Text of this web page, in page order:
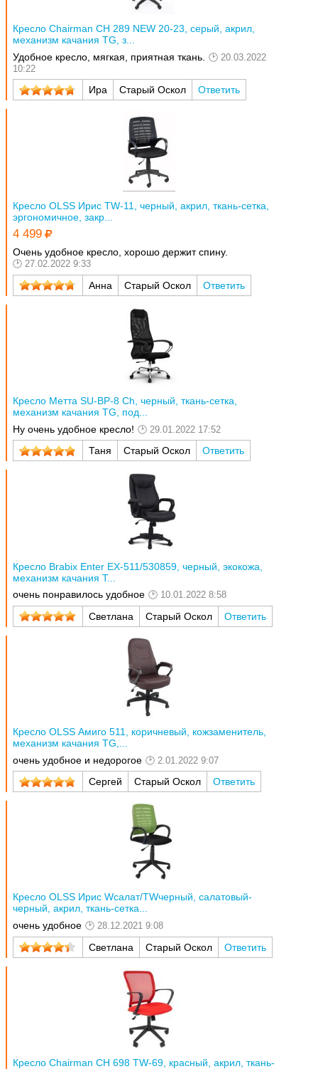
Кресло Chairman CH 289 NEW 20-23, серый, акрил,
механизм качания TG, з...
Удобное кресло, мягкая, приятная ткань.
20.03.2022
10:22
Ира Старый Оскол Ответить
Кресло OLSS Ирис TW-11, черный, акрил, ткань-сетка,
эргономичное, закр...
4 499
Очень удобное кресло, хорошо держит спину.
27.02.2022 9:33
Анна Старый Оскол Ответить
Кресло Метта SU-BP-8 Ch, черный, ткань-сетка,
механизм качания TG, под...
Ну очень удобное кресло!
29.01.2022 17:52
Таня Старый Оскол Ответить
Кресло Brabix Enter EX-511/530859, черный, экокожа,
механизм качания T...
очень понравилось удобное
10.01.2022 8:58
Светлана Старый Оскол Ответить
Кресло OLSS Амиго 511, коричневый, кожзаменитель,
механизм качания TG,...
очень удобное и недорогое
2.01.2022 9:07
Сергей Старый Оскол Ответить
Кресло OLSS Ирис Wсалат/TWчерный, салатовый-
черный, акрил, ткань-сетка...
очень удобное
28.12.2021 9:08
Светлана Старый Оскол Ответить
Кресло Chairman CH 698 TW-69, красный, акрил, ткань-